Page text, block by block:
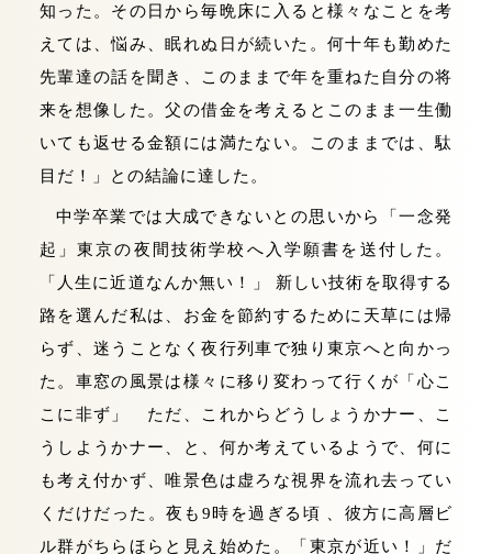
知った。その日から毎晩床に入ると様々なことを考
えては、悩み、眠れぬ日が続いた。何十年も勤めた
先輩達の話を聞き、このままで年を重ねた自分の将
来を想像した。父の借金を考えるとこのまま一生働
いても返せる金額には満たない。このままでは、駄
目だ！」との結論に達した。
中学卒業では大成できないとの思いから「一念発
起」東京の夜間技術学校へ入学願書を送付した。
「人生に近道なんか無い！」 新しい技術を取得する
路を選んだ私は、お金を節約するために天草には帰
らず、迷うことなく夜行列車で独り東京へと向かっ
た。車窓の風景は様々に移り変わって行くが「心こ
こに非ず」 ただ、これからどうしょうかナー、こ
うしようかナー、と、何か考えているようで、何に
も考え付かず、唯景色は虚ろな視界を流れ去ってい
くだけだった。夜も9時を過ぎる頃 、彼方に高層ビ
ル群がちらほらと見え始めた。「東京が近い！」だ